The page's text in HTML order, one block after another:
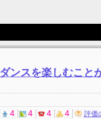
ンスを楽しむこと
4 4 4 4
評価